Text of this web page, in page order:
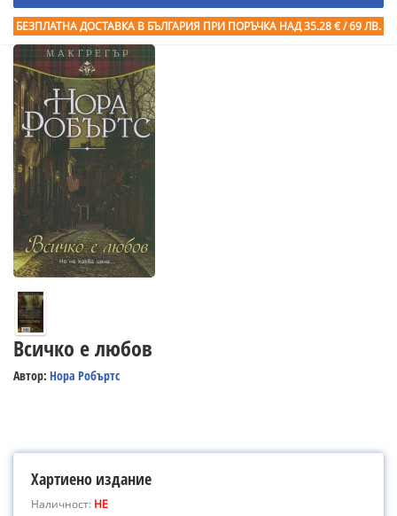
БЕЗПЛАТНА ДОСТАВКА В БЪЛГАРИЯ ПРИ ПОРЪЧКА НАД 35.28 € / 69 ЛВ.
Всичко е любов
Автор: Нора Робъртс
Хартиено издание
Наличност: НЕ